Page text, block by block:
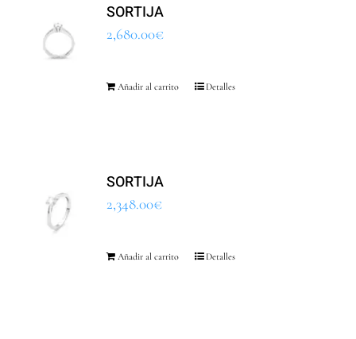
SORTIJA
2,680.00€
Añadir al carrito Detalles
SORTIJA
2,348.00€
Añadir al carrito Detalles